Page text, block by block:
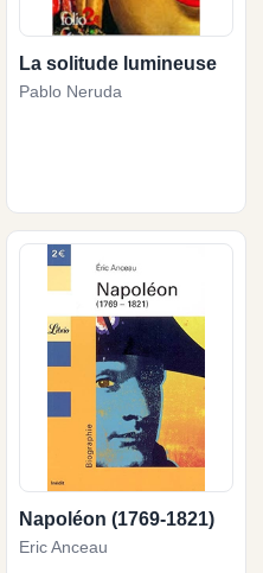
La solitude lumineuse
Pablo Neruda
Napoléon (1769-1821)
Eric Anceau